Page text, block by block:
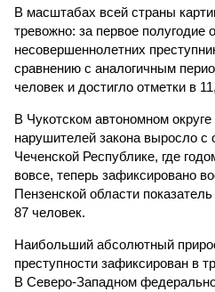
В масштабах всей страны
тревожно: за первое полугодие
несовершеннолетних
сравнению с аналогичным
человек и достигло отметки в
В Чукотском автономном
нарушителей закона выросло с
Чеченской Республике, где
вовсе, теперь зафиксировано
Пензенской области
87 человек.
Наибольший абсолютный
преступности зафиксирован в
В Северо-Западном